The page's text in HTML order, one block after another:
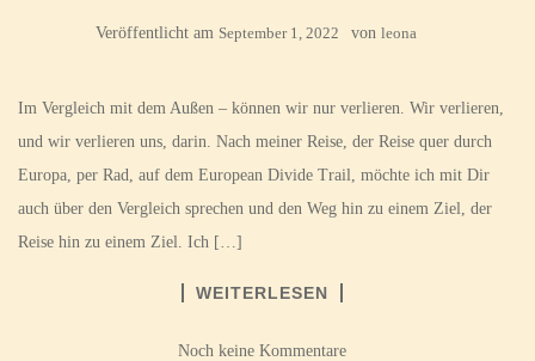
Veröffentlicht am September 1, 2022 von leona
Im Vergleich mit dem Außen – können wir nur verlieren. Wir verlieren,
und wir verlieren uns, darin. Nach meiner Reise, der Reise quer durch
Europa, per Rad, auf dem European Divide Trail, möchte ich mit Dir
auch über den Vergleich sprechen und den Weg hin zu einem Ziel, der
Reise hin zu einem Ziel. Ich […]
WEITERLESEN
Noch keine Kommentare